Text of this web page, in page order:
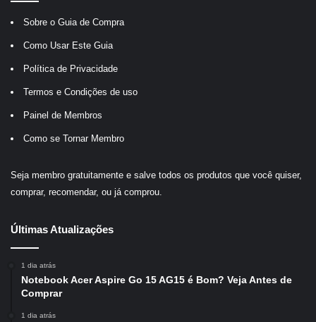
Sobre o Guia de Compra
Como Usar Este Guia
Política de Privacidade
Termos e Condições de uso
Painel de Membros
Como se Tornar Membro
Seja membro gratuitamente e salve todos os produtos que você quiser,
comprar, recomendar, ou já comprou.
Últimas Atualizações
1 dia atrás
Notebook Acer Aspire Go 15 AG15 é Bom? Veja Antes de
Comprar
1 dia atrás